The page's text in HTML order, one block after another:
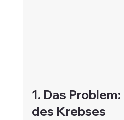
1. Das Problem:
des Krebses